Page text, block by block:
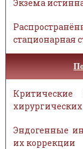
Экзема
стационарная
Эндогенные
их коррекции